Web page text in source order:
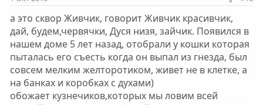
а это сквор Живчик, говорит Живчик красивчик,
дай, будем,червячки, Дуся низя, зайчик. Появился в
нашем доме 5 лет назад, отобрали у кошки которая
пыталась его съесть когда он выпал из гнезда, был
совсем мелким желторотиком, живет не в клетке, а
на банках и коробках с духами)
обожает кузнечиков,которых мы ловим всей